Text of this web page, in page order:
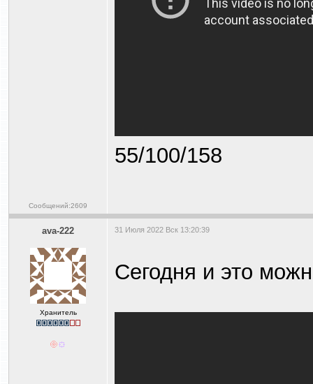
Сообщений:2609
55/100/158
ava-222
Хранитель
31 Июля 2022 Вск 13:20:39
Сегодня и это